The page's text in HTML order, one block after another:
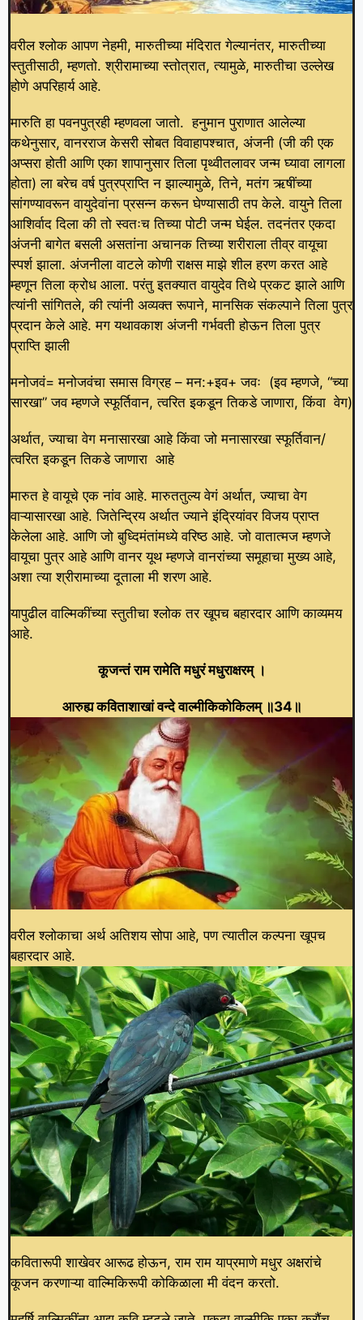
वरील श्लोक आपण नेहमी, मारुतीच्या मंदिरात गेल्यानंतर, मारुतीच्या
स्तुतीसाठी, म्हणतो. श्रीरामाच्या स्तोत्रात, त्यामुळे, मारुतीचा उल्लेख
होणे अपरिहार्य आहे.
मारुति हा पवनपुत्रही म्हणवला जातो. हनुमान पुराणात आलेल्या
कथेनुसार, वानरराज केसरी सोबत विवाहापश्चात, अंजनी (जी की एक
अप्सरा होती आणि एका शापानुसार तिला पृथ्वीतलावर जन्म घ्यावा लागला
होता) ला बरेच वर्ष पुत्रप्राप्ति न झाल्यामुळे, तिने, मतंग ऋषींच्या
सांगण्यावरून वायुदेवांना प्रसन्न करून घेण्यासाठी तप केले. वायुने तिला
आशिर्वाद दिला की तो स्वतःच तिच्या पोटी जन्म घेईल. तदनंतर एकदा
अंजनी बागेत बसली असतांना अचानक तिच्या शरीराला तीव्र वायूचा
स्पर्श झाला. अंजनीला वाटले कोणी राक्षस माझे शील हरण करत आहे
म्हणून तिला क्रोध आला. परंतु इतक्यात वायुदेव तिथे प्रकट झाले आणि
त्यांनी सांगितले, की त्यांनी अव्यक्त रूपाने, मानसिक संकल्पाने तिला पुत्र
प्रदान केले आहे. मग यथावकाश अंजनी गर्भवती होऊन तिला पुत्र
प्राप्ति झाली
मनोजवं= मनोजवंचा समास विग्रह – मन:+इव+ जवः (इव म्हणजे, “च्या
सारखा” जव म्हणजे स्फूर्तिवान, त्वरित इकडून तिकडे जाणारा, किंवा वेग)
अर्थात, ज्याचा वेग मनासारखा आहे किंवा जो मनासारखा स्फूर्तिवान/
त्वरित इकडून तिकडे जाणारा आहे
मारुत हे वायूचे एक नांव आहे. मारुततुल्य वेगं अर्थात, ज्याचा वेग
वाऱ्यासारखा आहे. जितेन्द्रिय अर्थात ज्याने इंद्रियांवर विजय प्राप्त
केलेला आहे. आणि जो बुध्दिमंतांमध्ये वरिष्ठ आहे. जो वातात्मज म्हणजे
वायूचा पुत्र आहे आणि वानर यूथ म्हणजे वानरांच्या समूहाचा मुख्य आहे,
अशा त्या श्रीरामाच्या दूताला मी शरण आहे.
यापुढील वाल्मिकींच्या स्तुतीचा श्लोक तर खूपच बहारदार आणि काव्यमय
आहे.
कूजन्तं राम रामेति मधुरं मधुराक्षरम्‌ ।
आरुह्य कविताशाखां वन्दे वाल्मीकिकोकिलम्‌ ॥34॥
वरील श्लोकाचा अर्थ अतिशय सोपा आहे, पण त्यातील कल्पना खूपच
बहारदार आहे.
कवितारूपी शाखेवर आरूढ होऊन, राम राम याप्रमाणे मधुर अक्षरांचे
कूजन करणाऱ्या वाल्मिकिरूपी कोकिळाला मी वंदन करतो.